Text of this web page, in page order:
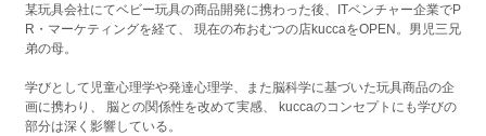
某玩具会社にてベビー玩具の商品開発に携わった後、ITベンチャー企業でP
R・マーケティングを経て、 現在の布おむつの店kuccaをOPEN。男児三兄
弟の母。
学びとして児童心理学や発達心理学、また脳科学に基づいた玩具商品の企
画に携わり、 脳との関係性を改めて実感、 kuccaのコンセプトにも学びの
部分は深く影響している。